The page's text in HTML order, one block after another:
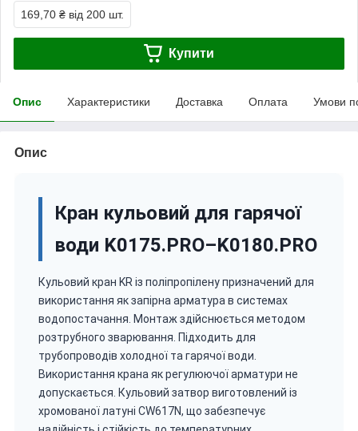
169,70 ₴ від 200 шт.
Купити
Опис Характеристики Доставка Оплата Умови
Опис
Кран кульовий для гарячої
води K0175.PRO–K0180.PRO
Кульовий кран KR із поліпропілену призначений для
використання як запірна арматура в системах
водопостачання. Монтаж здійснюється методом
розтрубного зварювання. Підходить для
трубопроводів холодної та гарячої води.
Використання крана як регулюючої арматури не
допускається. Кульовий затвор виготовлений із
хромованої латуні CW617N, що забезпечує